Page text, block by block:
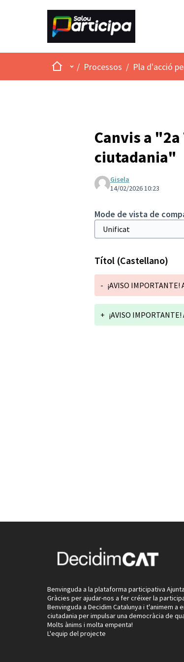
Inici Menú principal
/ Processos / Pla d'acció
Canvis a
ciutadania"
Gisela
14/02/2026 10:23
Mode de vista de
Títol (Castellano)
- ¡AVISO
+ ¡AVISO
Benvinguda a la plataforma participativa
Gràcies per ajudar-nos a fer créixer la
Benvinguda a Decidim Catalunya i t'animem a
ciutadania per impulsar una democràcia de
Molts ànims i molta empenta!
L'equip del projecte